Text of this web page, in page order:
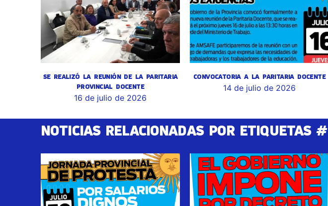
SE REALIZÓ LA REUNIÓN DE LA PARITARIA
PROVINCIAL DOCENTE
16 de julio de 2026
CONVOCATORIA A LA PARITARIA DOCENTE
14 de julio de 2026
NOTICIAS RELACIONADAS POR ETIQUETAS #